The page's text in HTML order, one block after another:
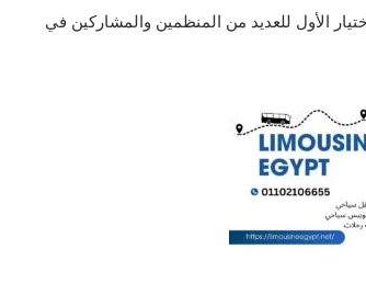
الأول للعديد من المنظمين والمشاركين في